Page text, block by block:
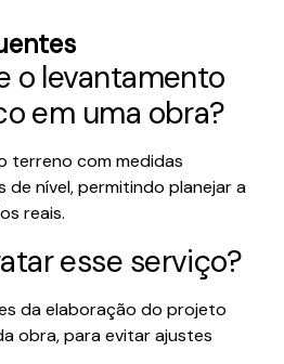
o levantamento
em uma obra?
terreno com medidas
de nível, permitindo planejar a
reais.
esse serviço?
da elaboração do projeto
obra, para evitar ajustes